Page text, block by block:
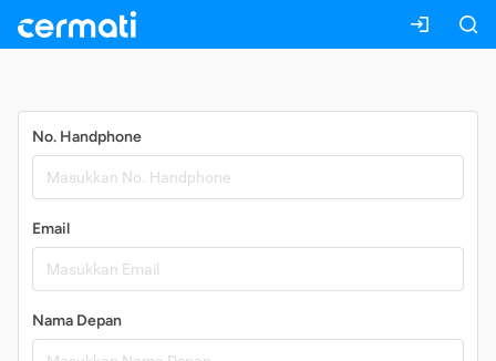
No. Handphone
Email
Nama Depan